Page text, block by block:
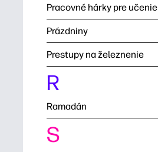
Pracovné hárky pre učenie
Prázdniny
Prestupy na železnenie
R
Ramadán
S